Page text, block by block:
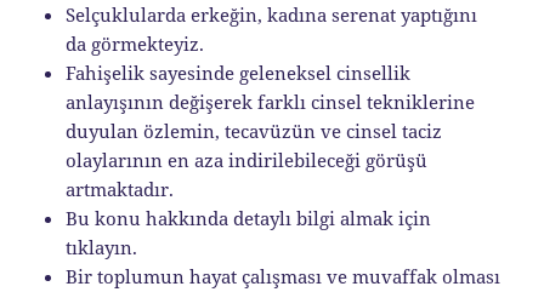
Selçuklularda erkeğin, kadına serenat yaptığını
da görmekteyiz.
Fahişelik sayesinde geleneksel cinsellik
anlayışının değişerek farklı cinsel tekniklerine
duyulan özlemin, tecavüzün ve cinsel taciz
olaylarının en aza indirilebileceği görüşü
artmaktadır.
Bu konu hakkında detaylı bilgi almak için
tıklayın.
Bir toplumun hayat çalışması ve muvaffak olması